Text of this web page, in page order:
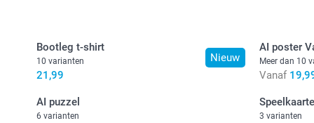
Nieuw
Bootleg t-shirt
10 varianten
21,99
AI poster
Meer dan 10
Vanaf
AI puzzel
6 varianten 3 varianten